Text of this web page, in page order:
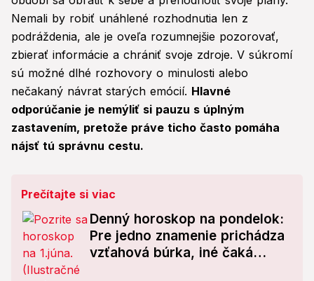
Nemali by robiť unáhlené rozhodnutia len z
podráždenia, ale je oveľa rozumnejšie pozorovať,
zbierať informácie a chrániť svoje zdroje. V súkromí
sú možné dlhé rozhovory o minulosti alebo
nečakaný návrat starých emócií. Hlavné
odporúčanie je nemýliť si pauzu s úplným
zastavením, pretože práve ticho často pomáha
nájsť tú správnu cestu.
Prečítajte si viac
Denný horoskop na pondelok:
Pre jedno znamenie prichádza
vzťahová búrka, iné čaká